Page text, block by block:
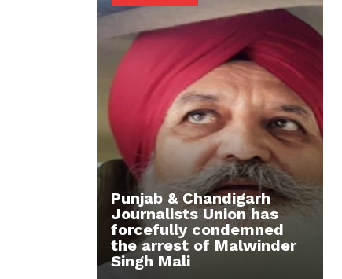
Punjab & Chandigarh
Journalists Union has
forcefully condemned
the arrest of Malwinder
Singh Mali